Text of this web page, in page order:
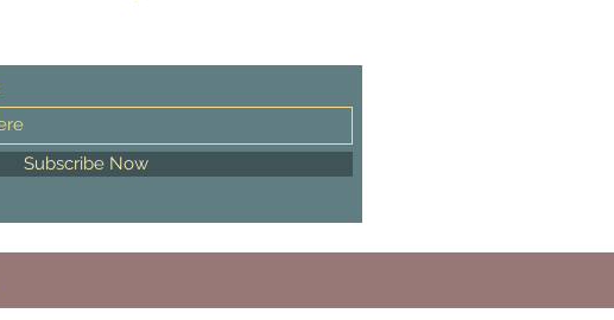
Subscribe Now